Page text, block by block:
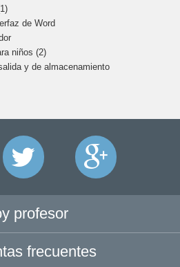
de Word
niños (2)
y de almacenamiento
profesor
frecuentes